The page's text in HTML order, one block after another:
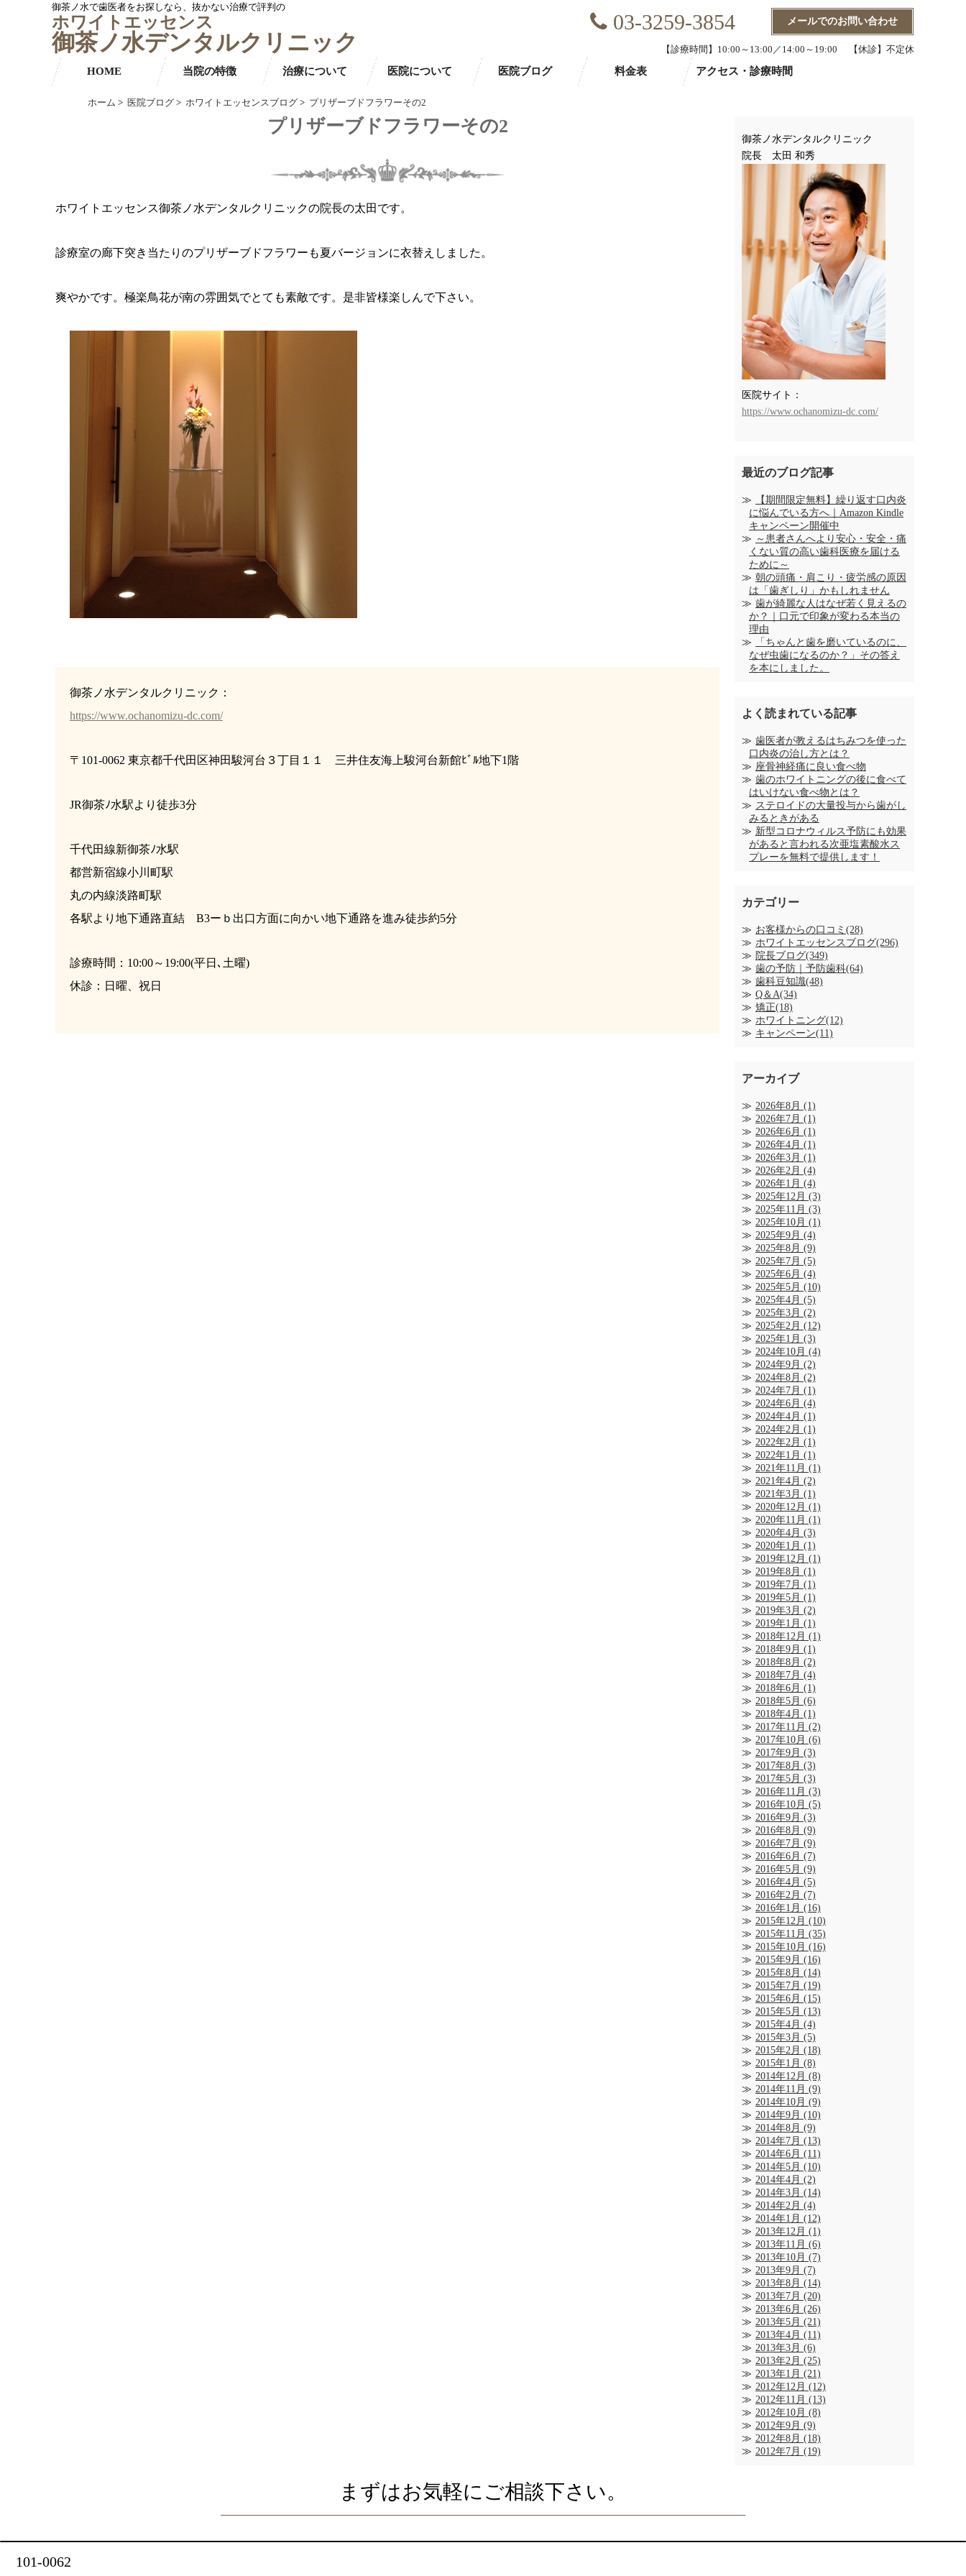
御茶ノ水で歯医者をお探しなら、抜かない治療で評判の
ホワイトエッセンス
御茶ノ水デンタルクリニック
メールでのお問い合わせ
03-3259-3854
【診療時間】10:00～13:00／14:00～19:00 【休診】不定休
HOME 当院の特徴 治療について 医院について 医院ブログ 料金表 アクセス・診療時間
ホーム > 医院ブログ > ホワイトエッセンスブログ > プリザーブドフラワーその2
プリザーブドフラワーその2
ホワイトエッセンス御茶ノ水デンタルクリニックの院長の太田です。
診療室の廊下突き当たりのプリザーブドフラワーも夏バージョンに衣替えしました。
爽やかです。極楽鳥花が南の雰囲気でとても素敵です。是非皆様楽しんで下さい。
御茶ノ水デンタルクリニック：
https://www.ochanomizu-dc.com/
〒101-0062 東京都千代田区神田駿河台３丁目１１ 三井住友海上駿河台新館ﾋﾞﾙ地下1階
JR御茶ﾉ水駅より徒歩3分
千代田線新御茶ﾉ水駅
都営新宿線小川町駅
丸の内線淡路町駅
各駅より地下通路直結 B3ーｂ出口方面に向かい地下通路を進み徒歩約5分
診療時間：10:00～19:00(平日､土曜)
休診：日曜、祝日
御茶ノ水デンタルクリニック
院長 太田 和秀
医院サイト：
https://www.ochanomizu-dc.com/
最近のブログ記事
【期間限定無料】繰り返す口内炎
に悩んでいる方へ｜Amazon Kindle
キャンペーン開催中
～患者さんへより安心・安全・痛
くない質の高い歯科医療を届ける
ために～
朝の頭痛・肩こり・疲労感の原因
は「歯ぎしり」かもしれません
歯が綺麗な人はなぜ若く見えるの
か？｜口元で印象が変わる本当の
理由
「ちゃんと歯を磨いているのに、
なぜ虫歯になるのか？」その答え
を本にしました。
よく読まれている記事
歯医者が教えるはちみつを使った
口内炎の治し方とは？
座骨神経痛に良い食べ物
歯のホワイトニングの後に食べて
はいけない食べ物とは？
ステロイドの大量投与から歯がし
みるときがある
新型コロナウィルス予防にも効果
があると言われる次亜塩素酸水ス
プレーを無料で提供します！
カテゴリー
お客様からの口コミ(28)
ホワイトエッセンスブログ(296)
院長ブログ(349)
歯の予防｜予防歯科(64)
歯科豆知識(48)
Q＆A(34)
矯正(18)
ホワイトニング(12)
キャンペーン(11)
アーカイブ
2026年8月 (1)
2026年7月 (1)
2026年6月 (1)
2026年4月 (1)
2026年3月 (1)
2026年2月 (4)
2026年1月 (4)
2025年12月 (3)
2025年11月 (3)
2025年10月 (1)
2025年9月 (4)
2025年8月 (9)
2025年7月 (5)
2025年6月 (4)
2025年5月 (10)
2025年4月 (5)
2025年3月 (2)
2025年2月 (12)
2025年1月 (3)
2024年10月 (4)
2024年9月 (2)
2024年8月 (2)
2024年7月 (1)
2024年6月 (4)
2024年4月 (1)
2024年2月 (1)
2022年2月 (1)
2022年1月 (1)
2021年11月 (1)
2021年4月 (2)
2021年3月 (1)
2020年12月 (1)
2020年11月 (1)
2020年4月 (3)
2020年1月 (1)
2019年12月 (1)
2019年8月 (1)
2019年7月 (1)
2019年5月 (1)
2019年3月 (2)
2019年1月 (1)
2018年12月 (1)
2018年9月 (1)
2018年8月 (2)
2018年7月 (4)
2018年6月 (1)
2018年5月 (6)
2018年4月 (1)
2017年11月 (2)
2017年10月 (6)
2017年9月 (3)
2017年8月 (3)
2017年5月 (3)
2016年11月 (3)
2016年10月 (5)
2016年9月 (3)
2016年8月 (9)
2016年7月 (9)
2016年6月 (7)
2016年5月 (9)
2016年4月 (5)
2016年2月 (7)
2016年1月 (16)
2015年12月 (10)
2015年11月 (35)
2015年10月 (16)
2015年9月 (16)
2015年8月 (14)
2015年7月 (19)
2015年6月 (15)
2015年5月 (13)
2015年4月 (4)
2015年3月 (5)
2015年2月 (18)
2015年1月 (8)
2014年12月 (8)
2014年11月 (9)
2014年10月 (9)
2014年9月 (10)
2014年8月 (9)
2014年7月 (13)
2014年6月 (11)
2014年5月 (10)
2014年4月 (2)
2014年3月 (14)
2014年2月 (4)
2014年1月 (12)
2013年12月 (1)
2013年11月 (6)
2013年10月 (7)
2013年9月 (7)
2013年8月 (14)
2013年7月 (20)
2013年6月 (26)
2013年5月 (21)
2013年4月 (11)
2013年3月 (6)
2013年2月 (25)
2013年1月 (21)
2012年12月 (12)
2012年11月 (13)
2012年10月 (8)
2012年9月 (9)
2012年8月 (18)
2012年7月 (19)
まずはお気軽にご相談下さい。
101-0062